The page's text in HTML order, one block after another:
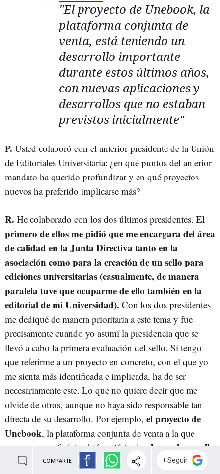
"El proyecto de Unebook, la
plataforma conjunta de
venta, está teniendo un
desarrollo importante
durante estos últimos años,
con nuevas aplicaciones y
desarrollos que no estaban
previstos inicialmente"
P. Usted colaboró con el anterior presidente de la Unión
de Editoriales Universitaria: ¿en qué puntos del anterior
mandato ha querido profundizar y en qué proyectos
nuevos ha preferido implicarse más?
R. He colaborado con los dos últimos presidentes. El
primero de ellos me pidió que me encargara del área
de calidad en la Junta Directiva tanto en la
asociación como para la creación de un sello para
ediciones universitarias (casualmente, de manera
paralela tuve que ocuparme de ello también en la
editorial de mi Universidad). Con los dos presidentes
me dediqué de manera prioritaria a este tema y fue
precisamente cuando yo asumí la presidencia que se
llevó a cabo la primera evaluación del sello. Si tengo
que referirme a un proyecto en concreto, con el que yo
me sienta más identificada e implicada, ha de ser
necesariamente este. Lo que no quiere decir que me
olvide de otros, aunque no haya sido responsable tan
directa de su desarrollo. Por ejemplo, el proyecto de
Unebook, la plataforma conjunta de venta a la que
antes ya me referí, también
está teniendo un desarrollo
importante durante estos últimos años
y aunque no
COMPARTE